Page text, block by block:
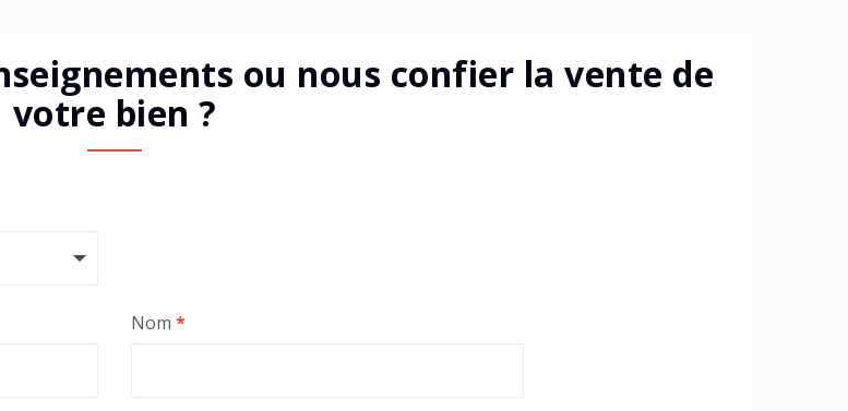
ou nous confier la vente de
votre bien ?
Nom *